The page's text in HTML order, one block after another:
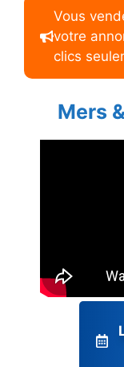
Vous
votre
clics
Mers